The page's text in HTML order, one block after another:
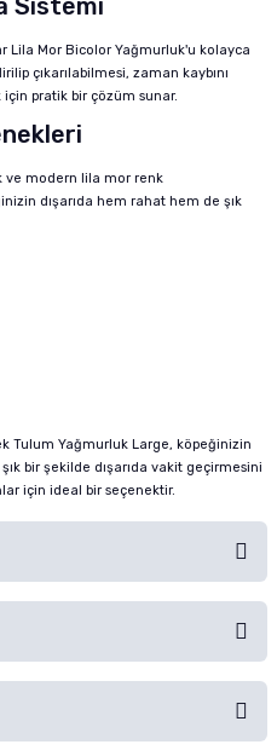
Sistemi
Lila Mor Bicolor Yağmurluk'u kolayca
çıkarılabilmesi, zaman kaybını
için pratik bir çözüm sunar.
ve modern lila mor renk
dışarıda hem rahat hem de şık
Tulum Yağmurluk Large, köpeğinizin
bir şekilde dışarıda vakit geçirmesini
için ideal bir seçenektir.
ve Yorumla